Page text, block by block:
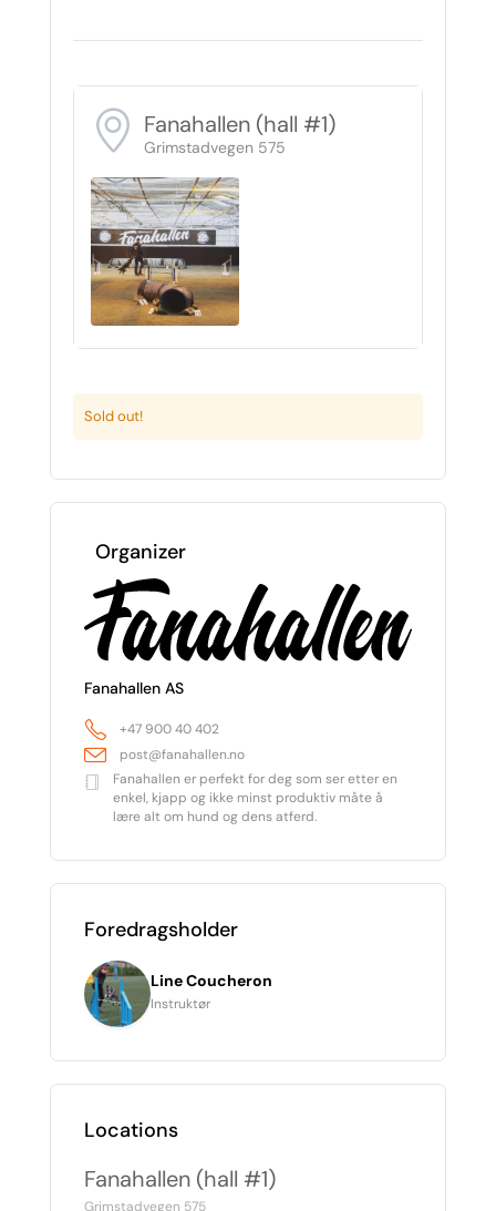
Fanahallen (hall #1)
Grimstadvegen 575
Sold out!
Organizer
Fanahallen AS
+47 900 40 402
post@fanahallen.no
Fanahallen er perfekt for deg som ser etter en
enkel, kjapp og ikke minst produktiv måte å
lære alt om hund og dens atferd.
Foredragsholder
Line Coucheron
Instruktør
Locations
Fanahallen (hall #1)
Grimstadvegen 575